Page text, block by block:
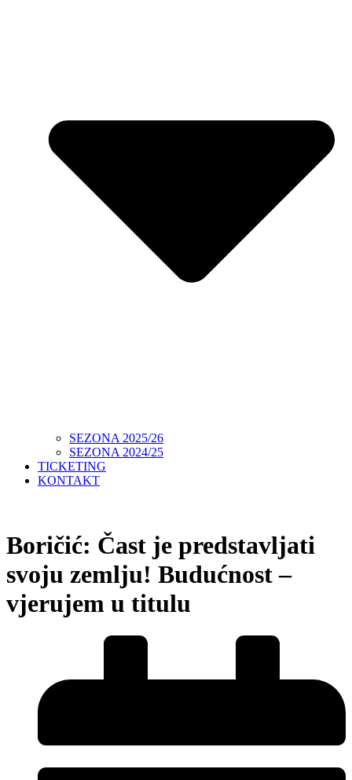
SEZONA 2025/26
SEZONA 2024/25
TICKETING
KONTAKT
Boričić: Čast je predstavljati
svoju zemlju! Budućnost –
vjerujem u titulu